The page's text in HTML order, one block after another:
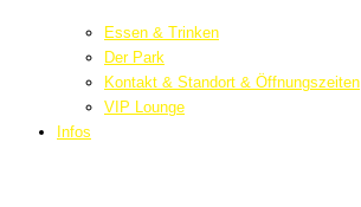
Essen & Trinken
Der Park
Kontakt & Standort & Öffnungszeiten
VIP Lounge
Infos